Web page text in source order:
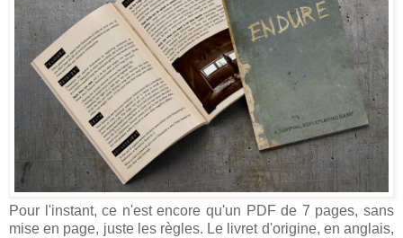
Pour l'instant, ce n'est encore qu'un PDF de 7 pages, sans
mise en page, juste les règles. Le livret d'origine, en anglais,